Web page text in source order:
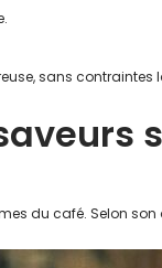
sans contraintes
du café. Selon